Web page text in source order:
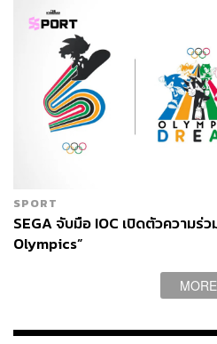
Crisis Core – Final
ตั้งแต่ Square Enix ประกาศจะรี
ระหว่างรอ Final Fantasy VII
จะได้กลับมาสะสางปมของตัวละ
เมืองนีเบิลไฮม์อีกครั้ง
SPORT
SEGA จับมือ IOC เปิดตัวความร่
Olympics”
MORE